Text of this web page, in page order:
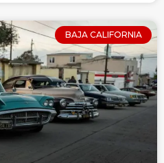
BAJA CALIFORNIA